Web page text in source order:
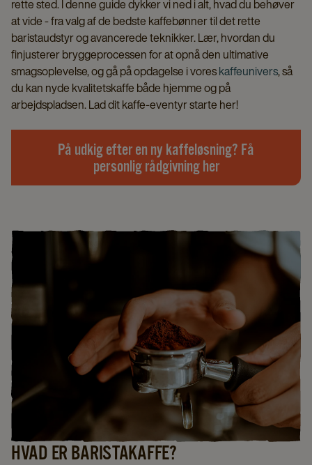
rette sted. I denne guide dykker vi ned i alt, hvad du behøver
at vide - fra valg af de bedste kaffebønner til det rette
baristaudstyr og avancerede teknikker. Lær, hvordan du
finjusterer bryggeprocessen for at opnå den ultimative
smagsoplevelse, og gå på opdagelse i voreskaffeunivers, så
du kan nyde kvalitetskaffe både hjemme og på
arbejdspladsen. Lad dit kaffe-eventyr starte her!
På udkig efter en ny kaffeløsning? Få
personlig rådgivning her
HVAD ER BARISTAKAFFE?